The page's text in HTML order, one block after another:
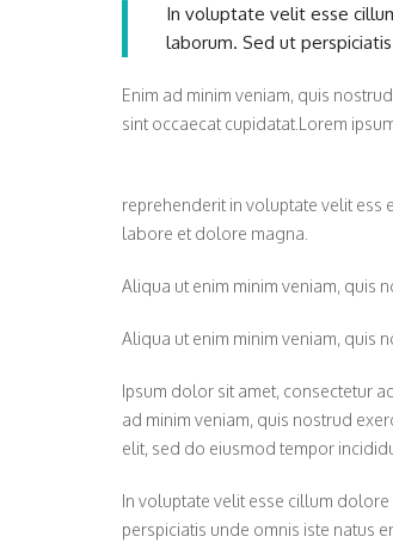
In voluptate velit esse
laborum. Sed ut
Enim ad minim veniam, quis
sint occaecat cupidatat.Lorem
reprehenderit in voluptate velit ess
labore et dolore magna.
Aliqua ut enim minim veniam, quis
Aliqua ut enim minim veniam, quis
Ipsum dolor sit amet, consectetur
ad minim veniam, quis nostrud
elit, sed do eiusmod tempor
In voluptate velit esse cillum
perspiciatis unde omnis iste natus